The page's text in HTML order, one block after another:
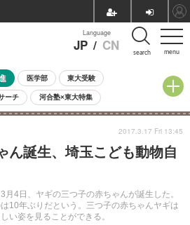
menu
Language
JP / CN search
医学部 東大受験
ーチ 河合塾×東大特集
験 中学受験 小学校受験
立高校 過去問 人気記事
ん誕生、埼玉こども動物自
4日、ヤギの三つ子の赤ちゃんが誕生した。
10年ぶりだという。三つ子の赤ちゃんヤギは
い姿を見ることができる。
2017.3.17 Fri 13:45